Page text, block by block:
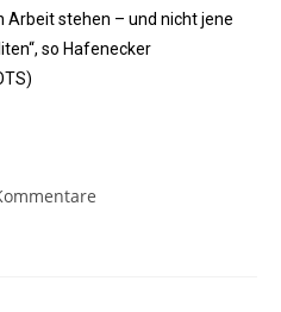
stehen – und nicht jene
so Hafenecker